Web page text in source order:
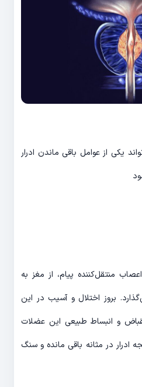
یکی از عوامل باقی ماندن ادرار
منتقل‌کننده پیام، از مغز به
بروز اختلال و آسیب در این
و انبساط طبیعی این عضلات
ادرار در مثانه باقی مانده و سنگ